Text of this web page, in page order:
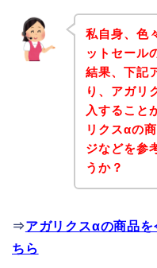
私自身、色
ットセール
結果、下記
り、アガリ
入すること
リクスαの
ジなどを参
うか？
⇒アガリクスαの商品を
ちら